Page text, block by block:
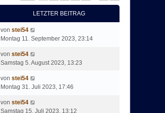
LETZTER BEITRAG
von stei54
Montag 11. September 2023, 23:14
von stei54
Samstag 5. August 2023, 13:23
von stei54
Montag 31. Juli 2023, 17:46
von stei54
Samstag 15. Juli 2023, 13:12